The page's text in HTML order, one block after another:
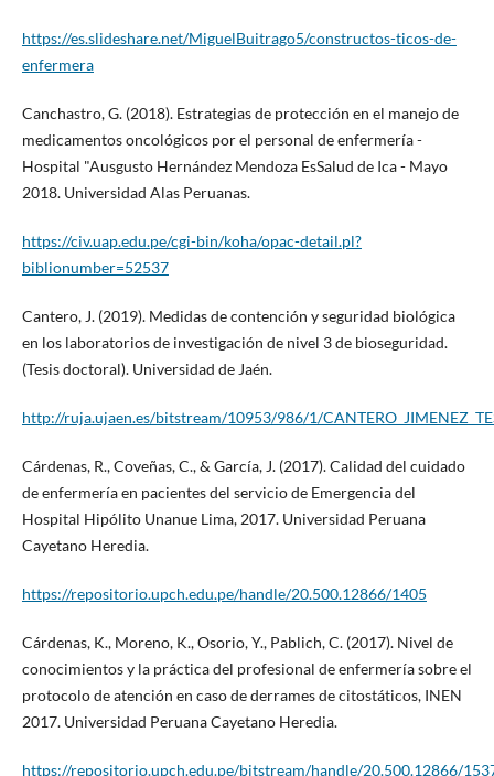
https://es.slideshare.net/MiguelBuitrago5/constructos-ticos-de-
enfermera
Canchastro, G. (2018). Estrategias de protección en el manejo de
medicamentos oncológicos por el personal de enfermería -
Hospital "Ausgusto Hernández Mendoza EsSalud de Ica - Mayo
2018. Universidad Alas Peruanas.
https://civ.uap.edu.pe/cgi-bin/koha/opac-detail.pl?
biblionumber=52537
Cantero, J. (2019). Medidas de contención y seguridad biológica
en los laboratorios de investigación de nivel 3 de bioseguridad.
(Tesis doctoral). Universidad de Jaén.
http://ruja.ujaen.es/bitstream/10953/986/1/
Cárdenas, R., Coveñas, C., & García, J. (2017). Calidad del cuidado
de enfermería en pacientes del servicio de Emergencia del
Hospital Hipólito Unanue Lima, 2017. Universidad Peruana
Cayetano Heredia.
https://repositorio.upch.edu.pe/handle/20.500.12866/1405
Cárdenas, K., Moreno, K., Osorio, Y., Pablich, C. (2017). Nivel de
conocimientos y la práctica del profesional de enfermería sobre el
protocolo de atención en caso de derrames de citostáticos, INEN
2017. Universidad Peruana Cayetano Heredia.
https://repositorio.upch.edu.pe/bitstream/handle/20.500.12866/